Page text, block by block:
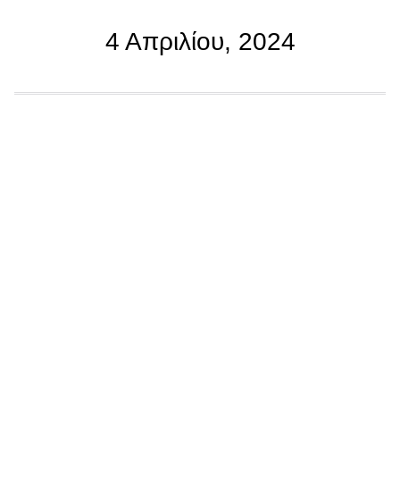
4 Απριλίου, 2024